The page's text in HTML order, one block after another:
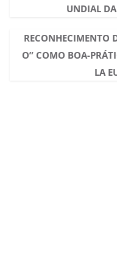
UNDIAL
RECONHECIMENTO
O” COMO BOA-
LA